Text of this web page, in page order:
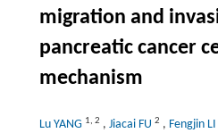
migration and
pancreatic cancer
mechanism
Lu YANG 1, 2 , Jiacai FU 2 , Fengjin LI